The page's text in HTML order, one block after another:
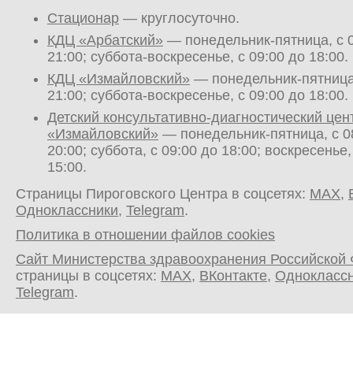
Стационар — круглосуточно.
КДЦ «Арбатский» — понедельник-пятница, с
21:00; суббота-воскресенье, с 09:00 до 18:00.
КДЦ «Измайловский» — понедельник-
21:00; суббота-воскресенье, с 09:00 до 18:00.
Детский консультативно-диагностический
«Измайловский» — понедельник-пятница, с
20:00; суббота, с 09:00 до 18:00;
15:00.
Страницы Пироговского Центра в соцсетях: MAX,
Одноклассники, Telegram.
Политика в отношении файлов cookies
Сайт Министерства здравоохранения
страницы в соцсетях: MAX, ВКонтакте,
Telegram.